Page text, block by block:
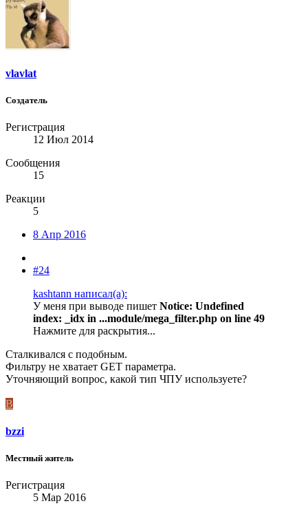
vlavlat
Создатель
Регистрация
12 Июл 2014
Сообщения
15
Реакции
5
8 Апр 2016
#24
kashtann написал(а):
У меня при выводе пишет Notice: Undefined
index: _idx in ...module/mega_filter.php on line 49
Нажмите для раскрытия...
Сталкивался с подобным.
Фильтру не хватает GET параметра.
Уточняющий вопрос, какой тип ЧПУ используете?
B
bzzi
Местный житель
Регистрация
5 Мар 2016